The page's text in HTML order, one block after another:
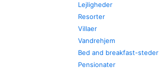
Lejligheder
Resorter
Villaer
Vandrehjem
Bed and breakfast-steder
Pensionater